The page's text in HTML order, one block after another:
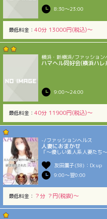
8:30〜23:00
最低料金： 40分 13000円(税込)〜
横浜・新横浜/ファッション
ハマヘル同好会(横浜ハレ
9:00〜24:00
最低料金： 40分 11900円(税込)〜
-/ファッションヘルス
人妻におまかせ
「〜優しい素人系人妻たち
友田薫子(38)：Dcup
9:00〜翌0:00
最低料金： ？分 ？円(税抜)〜